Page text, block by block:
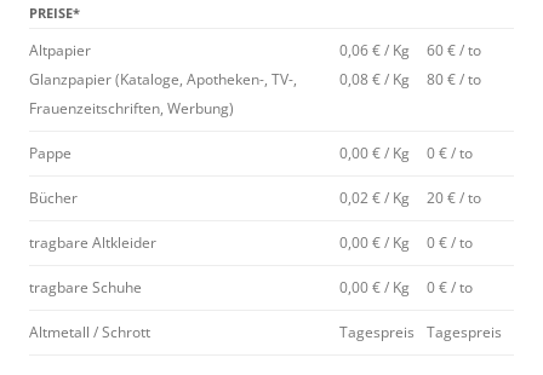
PREISE*
Altpapier
Glanzpapier (Kataloge, Apotheken-, TV-,
Frauenzeitschriften, Werbung)
0,06 € / Kg
0,08 € / Kg
60 € / to
80 € / to
Pappe 0,00 € / Kg 0 € / to
Bücher 0,02 € / Kg 20 € / to
tragbare Altkleider 0,00 € / Kg 0 € / to
tragbare Schuhe 0,00 € / Kg 0 € / to
Altmetall / Schrott Tagespreis Tagespreis